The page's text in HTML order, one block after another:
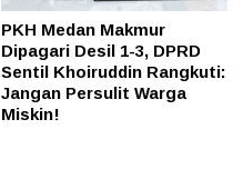
PKH Medan Makmur
Dipagari Desil 1-3, DPRD
Sentil Khoiruddin Rangkuti:
Jangan Persulit Warga
Miskin!